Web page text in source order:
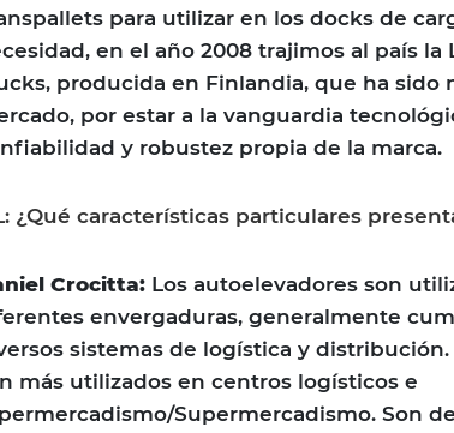
para utilizar en los docks de
en el año 2008 trajimos al país la
producida en Finlandia, que ha sido
por estar a la vanguardia
y robustez propia de la marca.
¿Qué características particulares
Crocitta: Los autoelevadores son
envergaduras, generalmente
sistemas de logística y
más utilizados en centros logísticos e
Supermercadismo. Son